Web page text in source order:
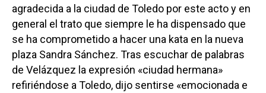
agradecida a la ciudad de Toledo por este acto y en
general el trato que siempre le ha dispensado que
se ha comprometido a hacer una kata en la nueva
plaza Sandra Sánchez. Tras escuchar de palabras
de Velázquez la expresión «ciudad hermana»
refiriéndose a Toledo, dijo sentirse «emocionada e